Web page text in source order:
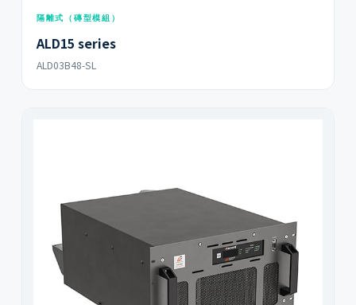
隔離式（磚型模組）
ALD15 series
ALD03B48-SL